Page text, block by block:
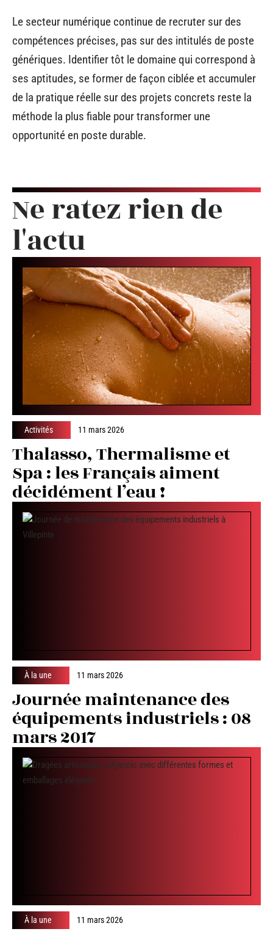
Le secteur numérique continue de recruter sur des
compétences précises, pas sur des intitulés de poste
génériques. Identifier tôt le domaine qui correspond à
ses aptitudes, se former de façon ciblée et accumuler
de la pratique réelle sur des projets concrets reste la
méthode la plus fiable pour transformer une
opportunité en poste durable.
Ne ratez rien de
l'actu
Activités 11 mars 2026
Thalasso, Thermalisme et
Spa : les Français aiment
décidément l’eau !
À la une 11 mars 2026
Journée maintenance des
équipements industriels : 08
mars 2017
À la une 11 mars 2026